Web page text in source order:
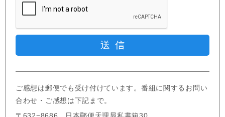
ご感想は郵便でも受け付けています。番組に関するお問い
合わせ・ご感想は下記まで。